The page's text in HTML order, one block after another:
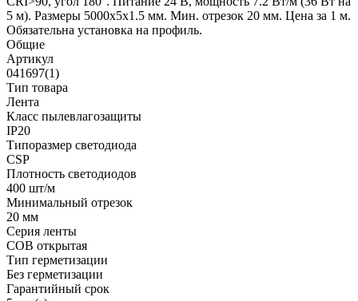
5 м). Размеры 5000х5х1.5 мм. Мин. отрезок 20 мм. Цена за 1 м.
Обязательна установка на профиль.
Общие
Артикул
041697(1)
Тип товара
Лента
Класс пылевлагозащиты
IP20
Типоразмер светодиода
CSP
Плотность светодиодов
400 шт/м
Минимальный отрезок
20 мм
Серия ленты
COB открытая
Тип герметизации
Без герметизации
Гарантийный срок